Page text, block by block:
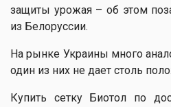
защиты урожая – об этом
из Белоруссии.
На рынке Украины много
один из них не дает столь
Купить сетку Биотол по